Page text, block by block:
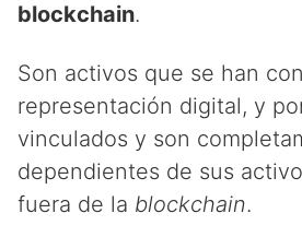
blockchain.
Son activos que se han
representación digital, y
vinculados y son
dependientes de sus
fuera de la blockchain.